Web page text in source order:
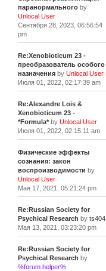
паранормальногоby
Unlocal User
Сентября 28, 2023, 06:56:54
pm
Re:Xenobioticum 23 -
преобразователь особого
назначенияby Unlocal User
Июля 01, 2022, 02:17:39 am
Re:Alexandre Lois &
Xenobioticum 23 -
*Formula*by Unlocal User
Июля 01, 2022, 02:15:11 am
Физические эффекты
сознания: закон
воспроизводимости by
Unlocal User
Мая 17, 2021, 05:21:24 pm
Re:Russian Society for
Psychical Research by ts404
Мая 13, 2021, 03:23:20 pm
Re:Russian Society for
Psychical Research by
%forum.helper%